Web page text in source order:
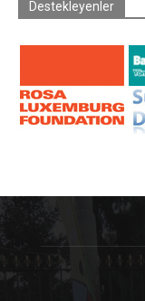
Destekleyenler